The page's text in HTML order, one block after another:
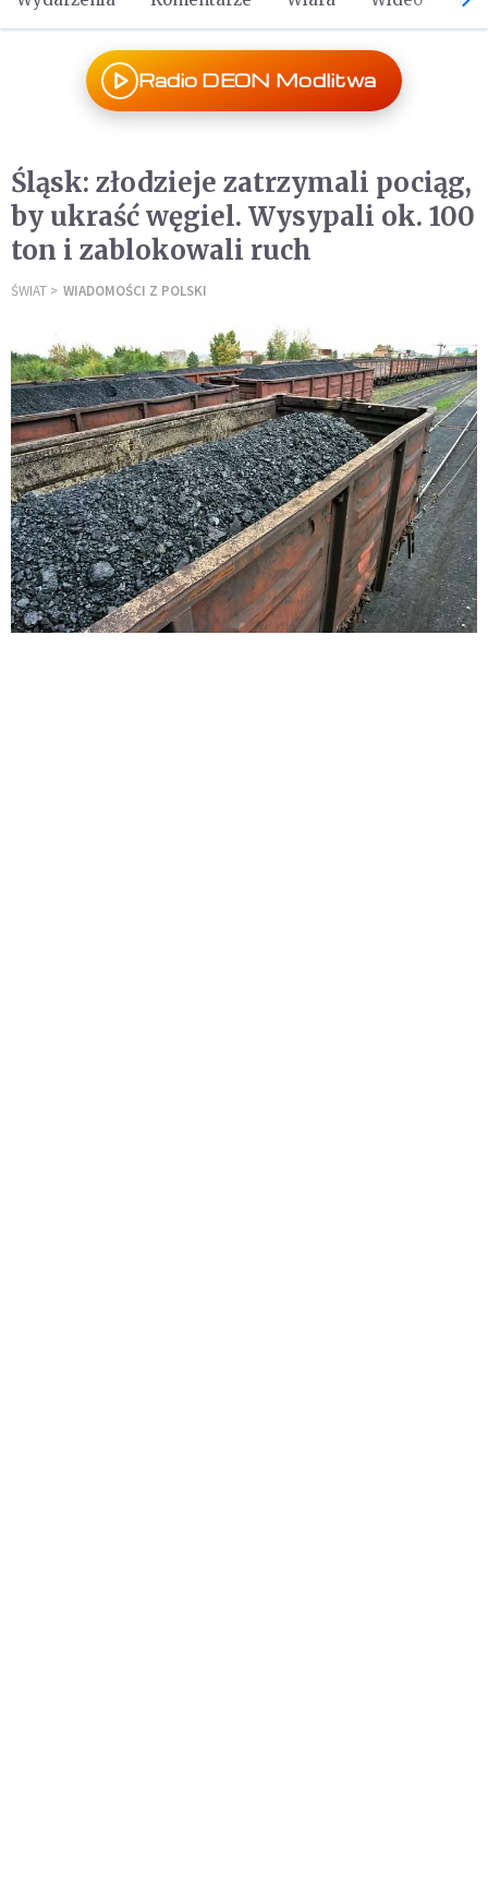
Radio DEON Modlitwa
Śląsk: złodzieje zatrzymali pociąg,
by ukraść węgiel. Wysypali ok. 100
ton i zablokowali ruch
ŚWIAT WIADOMOŚCI Z POLSKI